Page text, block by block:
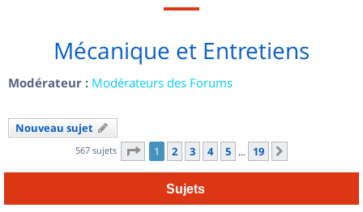
Mécanique et Entretiens
Modérateur : Modérateurs des Forums
Nouveau sujet
567 sujets Page 1sur
1 2 3 4 5 … 19
Sujets